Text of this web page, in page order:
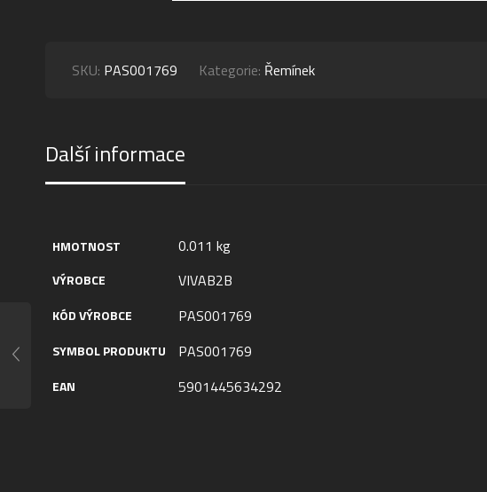
SKU: PAS001769 Kategorie: Řemínek
Další informace
HMOTNOST 0.011 kg
VÝROBCE VIVAB2B
KÓD VÝROBCE PAS001769
SYMBOL PRODUKTU PAS001769
EAN 5901445634292